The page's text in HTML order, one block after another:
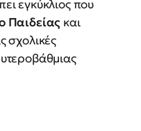
εγκύκλιος που
Παιδείας και
σχολικές